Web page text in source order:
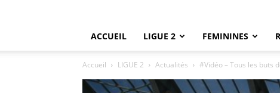
ACCUEIL LIGUE 2 FEMININES
Accueil LIGUE 2 Actualités #Vidéo – Tous les buts